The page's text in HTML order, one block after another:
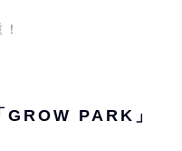
GROW PARK」